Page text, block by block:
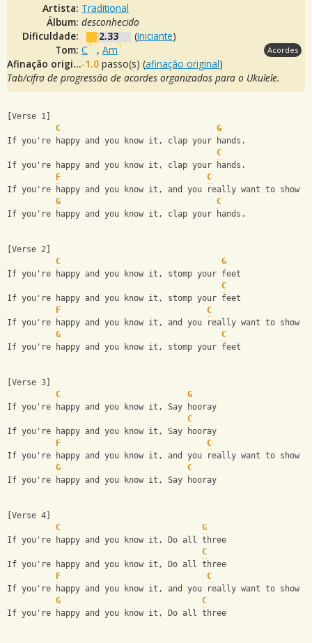
Artista: Traditional
Álbum: desconhecido
Dificuldade:
2.33 (Iniciante)
Tom: C , Am Acordes
Afinação original:-1.0 passo(s) (afinação original)
Tab/cifra de progressão de acordes organizados para o Ukulele.
[Verse 1]
C
G
If you're happy and you know it, clap your hands.
C
If you're happy and you know it, clap your hands.
F
C
If you're happy and you know it, and you really want to show
G
C
If you're happy and you know it, clap your hands.
[Verse 2]
C
G
If you're happy and you know it, stomp your feet
C
If you're happy and you know it, stomp your feet
F
C
If you're happy and you know it, and you really want to show
G
C
If you're happy and you know it, stomp your feet
[Verse 3]
C
G
If you're happy and you know it, Say hooray
C
If you're happy and you know it, Say hooray
F
C
If you're happy and you know it, and you really want to show
G
C
If you're happy and you know it, Say hooray
[Verse 4]
C
G
If you're happy and you know it, Do all three
C
If you're happy and you know it, Do all three
F
C
If you're happy and you know it, and you really want to show
G
C
If you're happy and you know it, Do all three